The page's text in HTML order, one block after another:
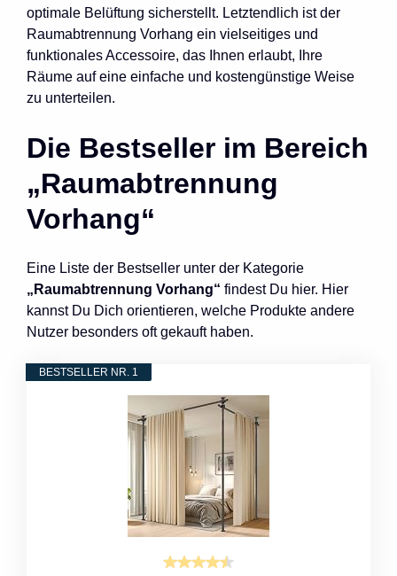
optimale Belüftung sicherstellt. Letztendlich ist der
Raumabtrennung Vorhang ein vielseitiges und
funktionales Accessoire, das Ihnen erlaubt, Ihre
Räume auf eine einfache und kostengünstige Weise
zu unterteilen.
Die Bestseller im Bereich
„Raumabtrennung
Vorhang“
Eine Liste der Bestseller unter der Kategorie
„Raumabtrennung Vorhang“ findest Du hier. Hier
kannst Du Dich orientieren, welche Produkte andere
Nutzer besonders oft gekauft haben.
BESTSELLER NR. 1